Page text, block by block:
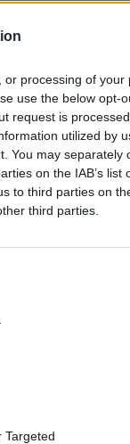
processing of your
use the below opt-
request is
utilized by
You may separately
on the IAB’s list
to third parties on
third parties.
Targeted